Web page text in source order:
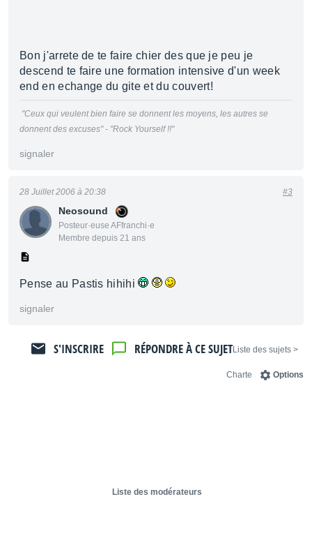
Bon j'arrete de te faire chier des que je peu je
descend te faire une formation intensive d'un week
end en echange du gite et du couvert!
"Ceux qui veulent bien faire se donnent les moyens, les autres se
donnent des excuses" - "Rock Yourself !!"
signaler
Neosound
Posteur·euse AFfranchi·e
Membre depuis 21 ans
28 Juillet 2006 à 20:38 #3
Pense au Pastis hihihi
signaler
< Liste des sujets
RÉPONDRE À CE SUJET
S'INSCRIRE
Options
Charte
Liste des modérateurs